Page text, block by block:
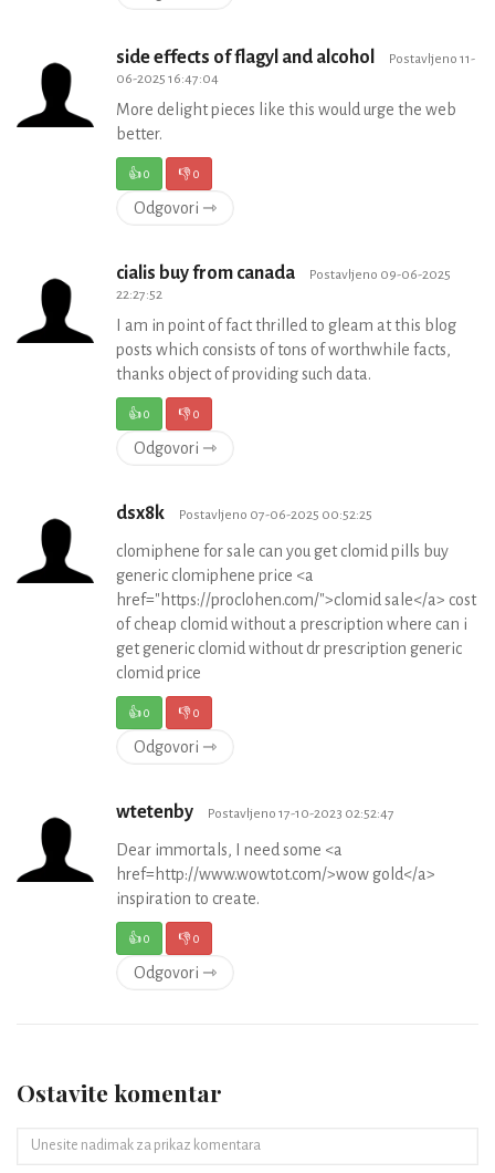
side effects of flagyl and alcohol
Postavljeno 11-
06-2025 16:47:04
More delight pieces like this would urge the web
better.
👍0 👎0
Odgovori ⇾
cialis buy from canada
Postavljeno 09-06-2025
22:27:52
I am in point of fact thrilled to gleam at this blog
posts which consists of tons of worthwhile facts,
thanks object of providing such data.
👍0 👎0
Odgovori ⇾
dsx8k Postavljeno 07-06-2025 00:52:25
clomiphene for sale can you get clomid pills buy
generic clomiphene price <a
href="https://proclohen.com/">clomid sale</a> cost
of cheap clomid without a prescription where can i
get generic clomid without dr prescription generic
clomid price
👍0 👎0
Odgovori ⇾
wtetenby Postavljeno 17-10-2023 02:52:47
Dear immortals, I need some <a
href=http://www.wowtot.com/>wow gold</a>
inspiration to create.
👍0 👎0
Odgovori ⇾
Ostavite komentar